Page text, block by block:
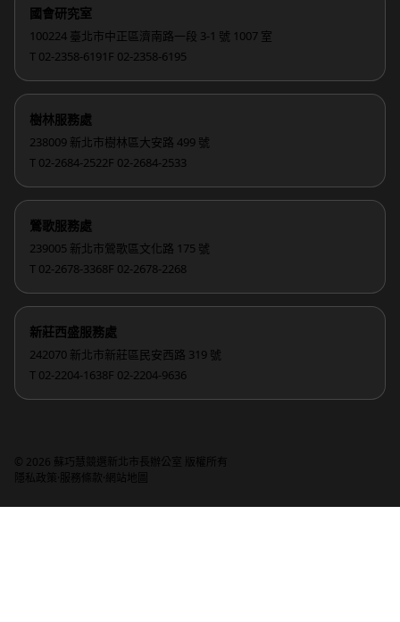
國會研究室
100224 臺北市中正區濟南路一段 3-1 號 1007 室
T 02-2358-6191 F 02-2358-6195
樹林服務處
238009 新北市樹林區大安路 499 號
T 02-2684-2522F 02-2684-2533
鶯歌服務處
239005 新北市鶯歌區文化路 175 號
T 02-2678-3368F 02-2678-2268
新莊西盛服務處
242070 新北市新莊區民安西路 319 號
T 02-2204-1638F 02-2204-9636
© 2026 蘇巧慧競選新北市長辦公室 版權所有
隱私政策 · 服務條款 · 網站地圖